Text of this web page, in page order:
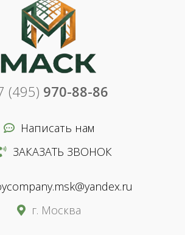
(495) 970-88-86
Написать нам
ЗАКАЗАТЬ ЗВОНОК
г. Москва